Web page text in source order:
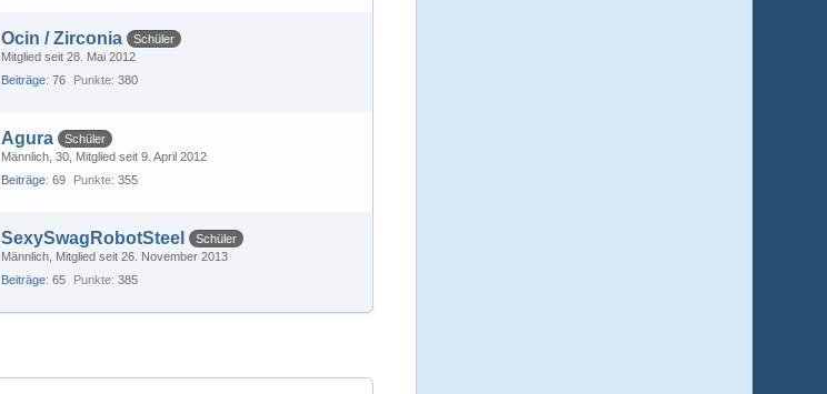
Ocin / Zirconia
Schüler
Mitglied seit 28. Mai 2012
Beiträge 76 Punkte 380
Agura
Schüler
Männlich 30
Mitglied seit 9. April 2012
Beiträge 69 Punkte 355
SexySwagRobotSteel
Schüler
Männlich
Mitglied seit 26. November 2013
Beiträge 65 Punkte 385